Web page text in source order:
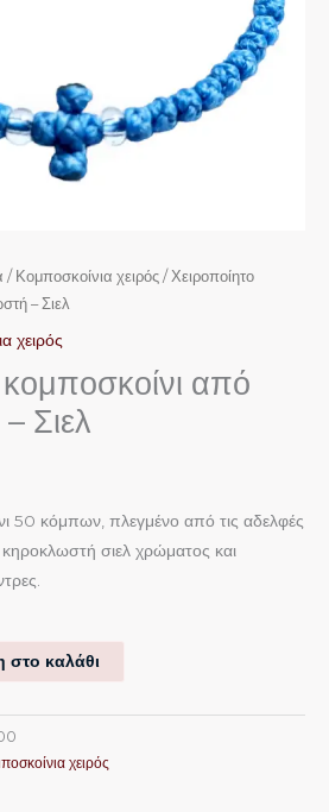
/ Κομποσκοίνια χειρός / Χειροποίητο
– Σιελ
χειρός
από
Σιελ
50 κόμπων, πλεγμένο από τις αδελφές
σιελ χρώματος και
στο καλάθι
χειρός